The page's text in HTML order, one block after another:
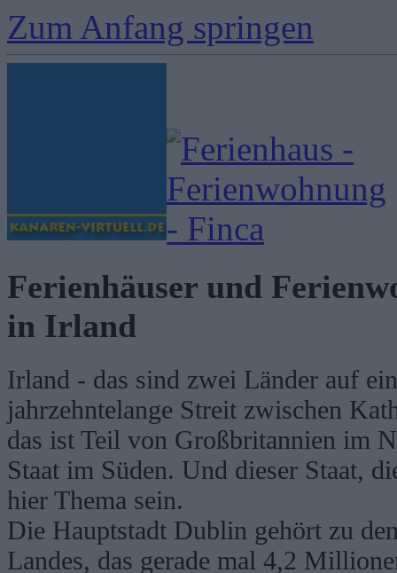
Zum Anfang springen
Ferienhäuser und
in Irland
Irland - das sind zwei Länder auf
jahrzehntelange Streit zwischen
das ist Teil von Großbritannien im
Staat im Süden. Und dieser Staat,
hier Thema sein.
Die Hauptstadt Dublin gehört zu
Landes, das gerade mal 4,2